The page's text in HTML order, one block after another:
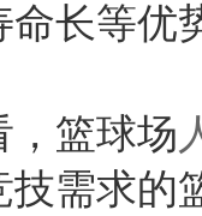
命长等优
，篮球场
需求的